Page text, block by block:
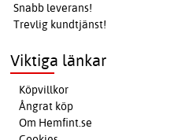
Snabb leverans!
Trevlig kundtjänst!
Viktiga länkar
Köpvillkor
Ångrat köp
Om Hemfint.se